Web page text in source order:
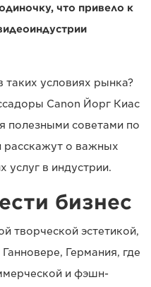
что привело к
таких условиях рынка?
Canon Йорг Киас
полезными советами по
расскажут о важных
услуг в индустрии.
бизнес
творческой эстетикой,
Германия, где
и фэшн-